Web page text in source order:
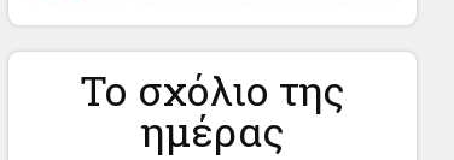
Το σχόλιο της
ημέρας